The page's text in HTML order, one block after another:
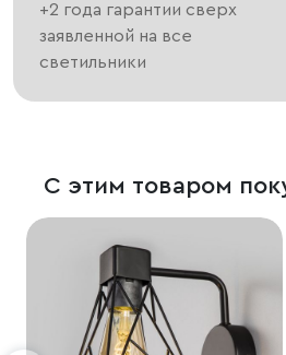
+2 года гарантии сверх
заявленной на все
светильники
С этим товаром